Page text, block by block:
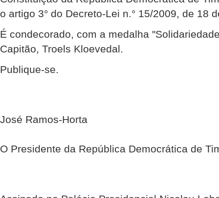
o artigo 3° do Decreto-Lei n.° 15/2009, de 18
É condecorado, com a medalha
Capitão, Troels Kloevedal.
Publique-se.
José Ramos-Horta
O Presidente da República Democrática de